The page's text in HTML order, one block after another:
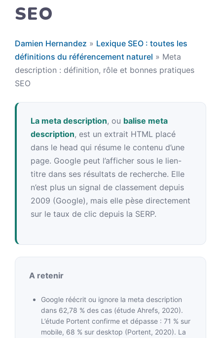
SEO
Damien Hernandez » Lexique SEO : toutes les
définitions du référencement naturel » Meta
description : définition, rôle et bonnes pratiques
SEO
La meta description, ou balise meta
description, est un extrait HTML placé
dans le head qui résume le contenu d’une
page. Google peut l’afficher sous le lien-
titre dans ses résultats de recherche. Elle
n’est plus un signal de classement depuis
2009 (Google), mais elle pèse directement
sur le taux de clic depuis la SERP.
A retenir
Google réécrit ou ignore la meta description
dans 62,78 % des cas (étude Ahrefs, 2020).
L’étude Portent confirme et dépasse : 71 % sur
mobile, 68 % sur desktop (Portent, 2020). La